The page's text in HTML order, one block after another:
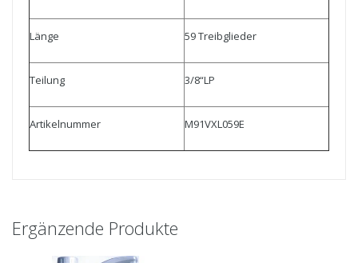
Länge 59 Treibglieder
Teilung 3/8“LP
Artikelnummer M91VXL059E
Ergänzende Produkte